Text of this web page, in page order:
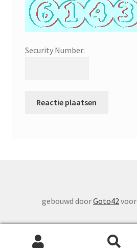
Security Number:
gebouwd doorGoto42voor